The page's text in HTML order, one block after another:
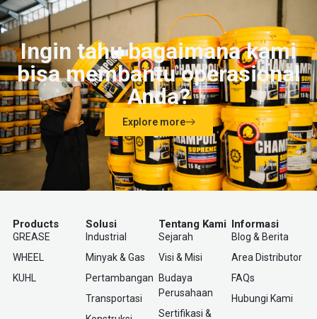
Ingin tahu bagaimana kami
bisa membantu operasional
Anda?
Explore more
Products
GREASE
WHEEL
KUHL
Solusi
Industrial
Minyak & Gas
Pertambangan
Transportasi
Tentang Kami
Sejarah
Visi & Misi
Budaya
Perusahaan
Sertifikasi &
Informasi
Blog & Berita
Area Distributor
FAQs
Hubungi Kami